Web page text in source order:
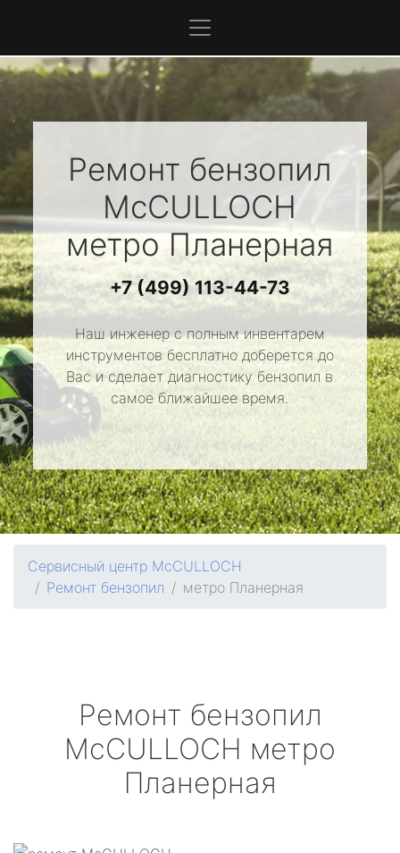
Ремонт бензопил
McCULLOCH
метро Планерная
+7 (499) 113-44-73
Наш инженер с полным инвентарем
инструментов бесплатно доберется до
Вас и сделает диагностику бензопил в
самое ближайшее время.
Сервисный центр McCULLOCH
Ремонт бензопил
метро Планерная
Ремонт бензопил
McCULLOCH метро
Планерная